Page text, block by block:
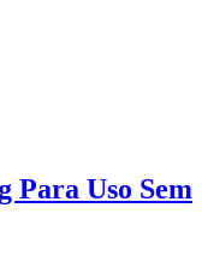
Para Uso Sem